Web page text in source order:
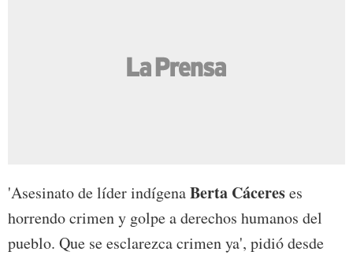
'Asesinato de líder indígenaBerta Cácereses
horrendo crimen y golpe a derechos humanos del
pueblo. Que se esclarezca crimen ya', pidió desde